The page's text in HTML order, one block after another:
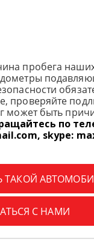
пробега
проверяйте
может быть
по
skype:
ТАКОЙ
С НАМИ